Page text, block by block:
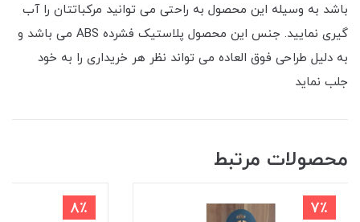
باشد به وسیله این محصول به راحتی می توانید مرکباتتان را آب
گیری نمایید. جنس این محصول پلاستیک فشرده ABS می باشد و
به دلیل طراحی فوق العاده می تواند نظر هر خریداری را به خود
جلب نماید
محصولات مرتبط
7٪ 8٪